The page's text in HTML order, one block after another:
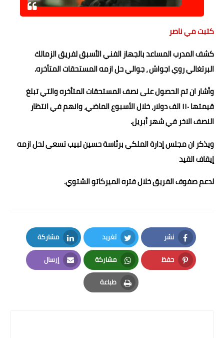
حوادث وقضايا
الصحه والجمال
مقالات
كتبت مي ناصر
كشف المدرب المساعد بالجهاز الفني الأسبق لفريق الزمالك
البرتغالي روي اجواش ، جوالي حل ازمه المستحقات المتأخره.
وأشار ان تم الحصول على نصف المستحقات المتأخره والتي تبلغ
قيمتها ١١٠ الف دولار، خلال الأسبوع الماضي، وانهم في انتظار
النصف الاخر في شهر أبريل.
ويذكر ان مجلس إدارة الملكي برئاسة حسين لبيب تسعى لحل ازمه
إيقاف القيد
لدعم صفوف الفريق خلال فتره الميركاتو الشتوي.
نشر
Facebook
تغريد
Twitter
مشاركة
LinkedIn
حفظ
Pinterest
مشاركة
Whatsapp
إرسال
Email
طباعة
Print